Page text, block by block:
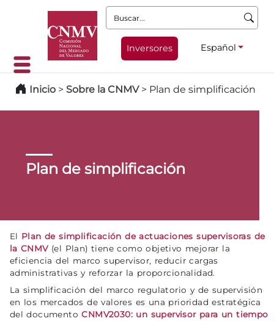
Buscar:
Inversores Español
Inicio > Sobre la CNMV> Plan de simplificación
Plan de simplificación
El Plan de simplificación de actuaciones supervisoras de
la CNMV(el Plan) tiene como objetivo mejorar la
eficiencia del marco supervisor, reducir cargas
administrativas y reforzar la proporcionalidad.
La simplificación del marco regulatorio y de supervisión
en los mercados de valores es una prioridad estratégica
del documentoCNMV2030: un supervisor para un tiempo